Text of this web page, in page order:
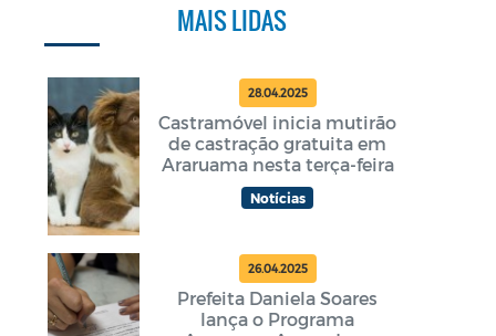
MAIS LIDAS
28.04.2025
Castramóvel inicia mutirão
de castração gratuita em
Araruama nesta terça-feira
Notícias
26.04.2025
Prefeita Daniela Soares
lança o Programa